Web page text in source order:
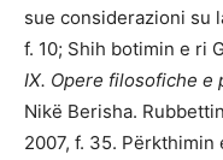
sue considerazioni su
f. 10; Shih botimin e ri
IX. Opere filosofiche e
Nikë Berisha.
2007, f. 35. Përkthimin